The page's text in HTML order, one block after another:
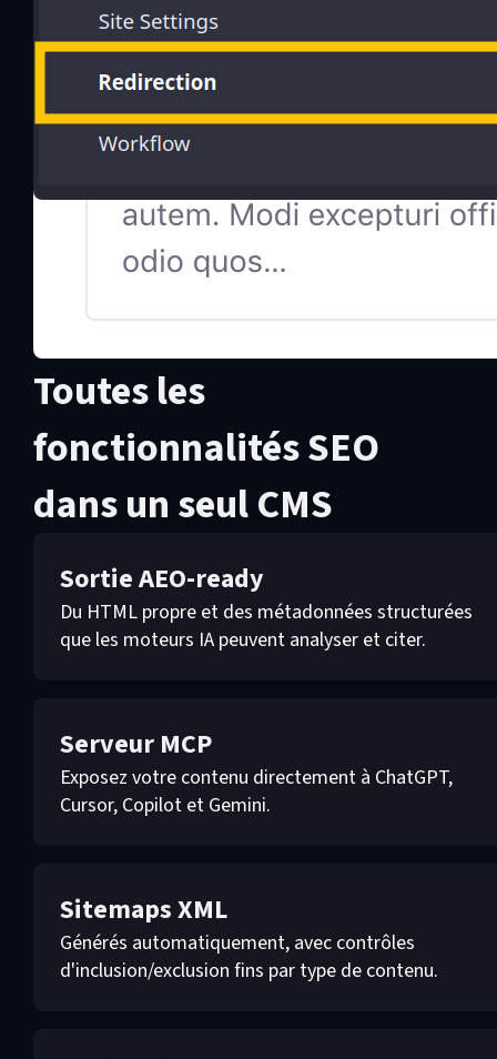
Toutes les
fonctionnalités SEO
dans un seul CMS
Sortie AEO-ready
Du HTML propre et des métadonnées structurées
que les moteurs IA peuvent analyser et citer.
Serveur MCP
Exposez votre contenu directement à ChatGPT,
Cursor, Copilot et Gemini.
Sitemaps XML
Générés automatiquement, avec contrôles
d'inclusion/exclusion fins par type de contenu.